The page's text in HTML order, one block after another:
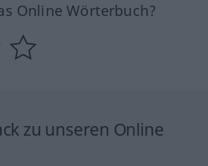
Online Wörterbuch?
zu unseren Online